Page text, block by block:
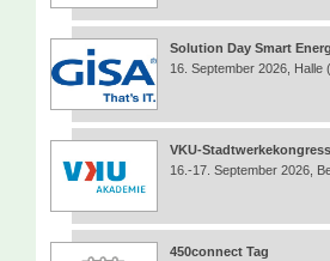
Solution Day Smart
16. September 2026, Halle
VKU-
16.-17. September 2026,
450connect Tag